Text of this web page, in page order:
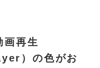
再生
）の色がお